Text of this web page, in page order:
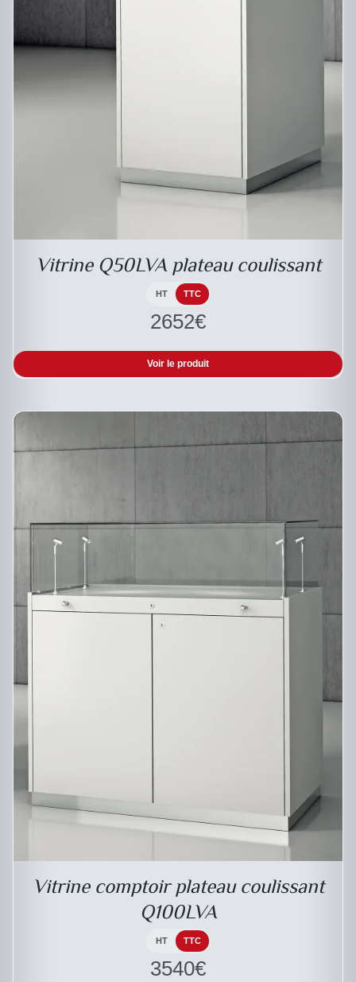
Vitrine Q50LVA plateau coulissant
HT TTC
2652€
Voir le produit
DESCRIPTIF DU PRODUIT
Vitrine comptoir plateau coulissant
Q100LVA
HT TTC
3540€